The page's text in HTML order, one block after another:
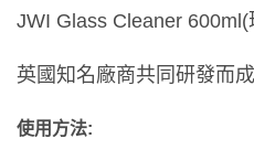
JWI Glass Cleaner 600ml(
英國知名廠商共同研發而
使用方法: